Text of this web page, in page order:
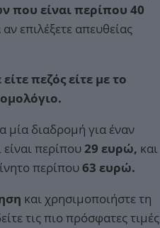
που είναι περίπου 40
αν επιλέξετε απευθείας
πεζός είτε με το
μία διαδρομή για έναν
περίπου29 ευρώ, και
περίπου63 ευρώ.
και χρησιμοποιήστε τη
τις πιο πρόσφατες τιμές